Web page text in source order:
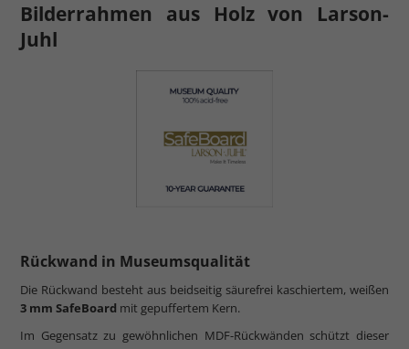
Bilderrahmen aus Holz von Larson-
Juhl
Rückwand in Museumsqualität
Die Rückwand besteht aus beidseitig säurefrei kaschiertem, weißen
3 mm SafeBoard mit gepuffertem Kern.
Im Gegensatz zu gewöhnlichen MDF-Rückwänden schützt dieser